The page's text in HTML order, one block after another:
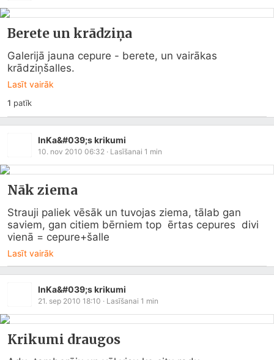
Berete un krādziņa
Galerijā jauna cepure - berete, un vairākas
krādziņšalles.
Lasīt vairāk
1 patīk
InKa&#039;s krikumi
10. nov 2010 06:32 · Lasīšanai 1 min
Nāk ziema
Strauji paliek vēsāk un tuvojas ziema, tālab gan
saviem, gan citiem bērniem top  ērtas cepures  divi
vienā = cepure+šalle
Lasīt vairāk
InKa&#039;s krikumi
21. sep 2010 18:10 · Lasīšanai 1 min
Krikumi draugos